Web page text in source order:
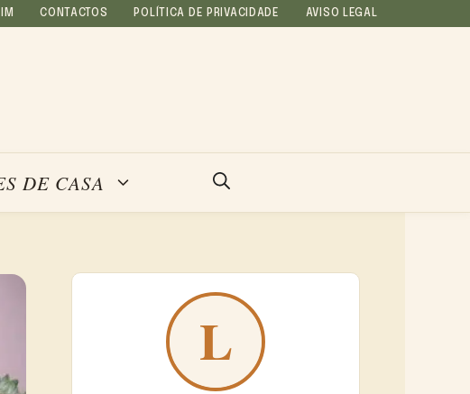
CONTACTOS POLÍTICA DE PRIVACIDADE AVISO LEGAL
DE CASA